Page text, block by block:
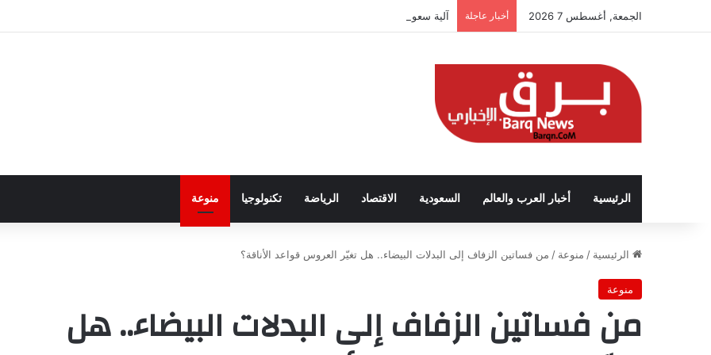
الجمعة, أغسطس 7 2026 أخبار عاجلة آلية سعودية تربط الحضور باجتياز الدورات
الرئيسية أخبار العرب والعالم السعودية الاقتصاد الرياضة تكنولوجيا منوعة
الرئيسية / منوعة / من فساتين الزفاف إلى البدلات البيضاء.. هل تغيّر العروس قواعد الأناقة؟
منوعة
من فساتين الزفاف إلى البدلات البيضاء.. هل